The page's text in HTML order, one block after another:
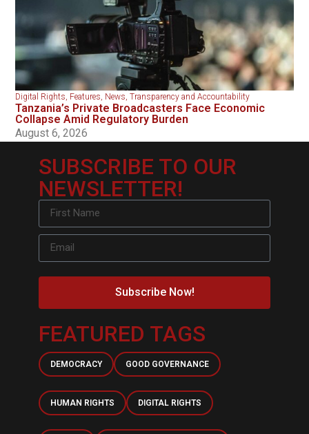
Digital Rights Features News ,Transparency and Accountability
Tanzania’s Private Broadcasters Face Economic
Collapse Amid Regulatory Burden
August 6, 2026
SUBSCRIBE TO OUR
NEWSLETTER!
Subscribe Now!
FEATURED TAGS
DEMOCRACY GOOD GOVERNANCE
HUMAN RIGHTS DIGITAL RIGHTS